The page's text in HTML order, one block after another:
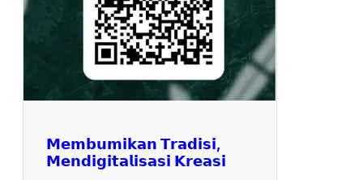
𝗠𝗲𝗺𝗯𝘂𝗺𝗶𝗸𝗮𝗻 𝗧𝗿𝗮𝗱𝗶𝘀𝗶,
𝗠𝗲𝗻𝗱𝗶𝗴𝗶𝘁𝗮𝗹𝗶𝘀𝗮𝘀𝗶 𝗞𝗿𝗲𝗮𝘀𝗶